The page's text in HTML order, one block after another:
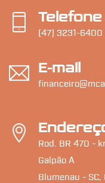
Telefone
(47) 3231-6400
E-mail
Rod. BR 470 -
Galpão A
Blumenau -